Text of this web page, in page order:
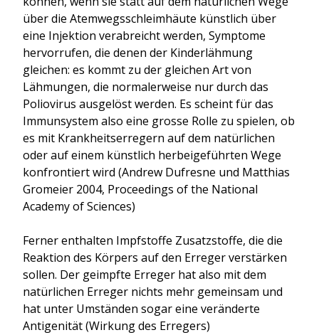
über die Atemwegsschleimhäute künstlich über
eine Injektion verabreicht werden, Symptome
hervorrufen, die denen der Kinderlähmung
gleichen: es kommt zu der gleichen Art von
Lähmungen, die normalerweise nur durch das
Poliovirus ausgelöst werden. Es scheint für das
Immunsystem also eine grosse Rolle zu spielen, ob
es mit Krankheitserregern auf dem natürlichen
oder auf einem künstlich herbeigeführten Wege
konfrontiert wird (Andrew Dufresne und Matthias
Gromeier 2004, Proceedings of the National
Academy of Sciences)
Ferner enthalten Impfstoffe Zusatzstoffe, die die
Reaktion des Körpers auf den Erreger verstärken
sollen. Der geimpfte Erreger hat also mit dem
natürlichen Erreger nichts mehr gemeinsam und
hat unter Umständen sogar eine veränderte
Antigenität (Wirkung des Erregers)